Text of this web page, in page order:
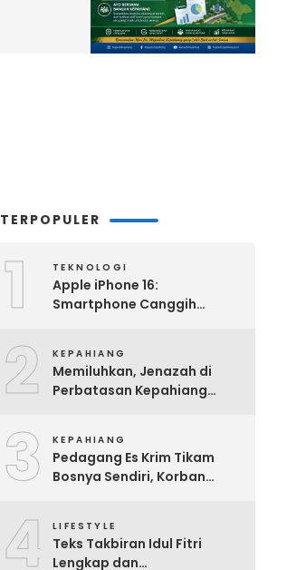
TERPOPULER
1 TEKNOLOGI
Apple iPhone 16:
Smartphone Canggih
2 KEPAHIANG
Memiluhkan, Jenazah di
Perbatasan Kepahiang
3 KEPAHIANG
Pedagang Es Krim Tikam
Bosnya Sendiri, Korban
4 LIFESTYLE
Teks Takbiran Idul Fitri
Lengkap dan